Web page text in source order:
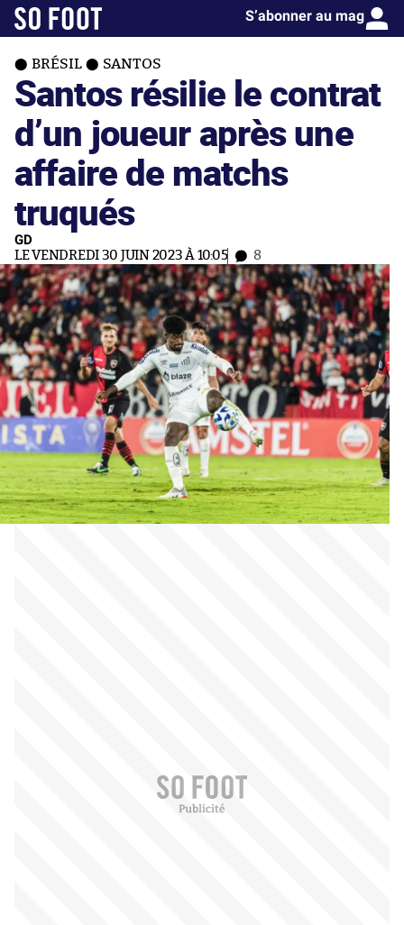
S’abonner au mag
BRÉSIL SANTOS
Santos résilie le contrat
d’un joueur après une
affaire de matchs
truqués
GD
LE VENDREDI 30 JUIN 2023 À 10:05 8